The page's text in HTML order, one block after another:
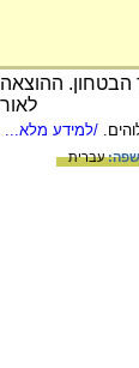
/למידע מלא...
עברית